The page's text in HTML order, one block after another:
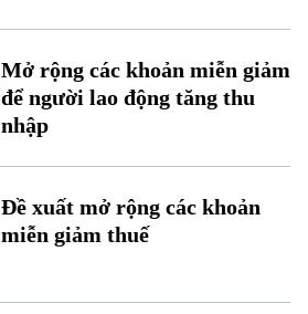
Mở rộng các khoản miễn giảm
để người lao động tăng thu
nhập
Đề xuất mở rộng các khoản
miễn giảm thuế